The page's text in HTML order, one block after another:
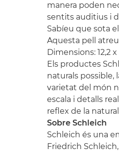
manera poden
sentits auditius i
Sabíeu que sota
Aquesta pell
Dimensions: 12,2 x
Els productes
naturals possible,
varietat del món
escala i detalls
reflex de la
Sobre Schleich
Schleich és una
Friedrich